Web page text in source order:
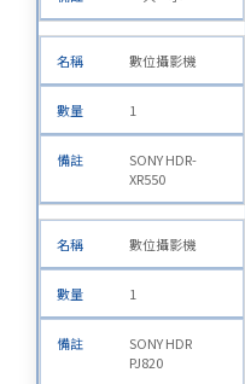
數位攝影機
1
SONY HDR-
XR550
數位攝影機
1
SONY HDR
PJ820